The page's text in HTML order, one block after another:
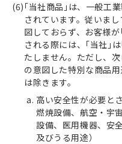
｢当社商品｣は、一般工
されています。従いま
図しておらず、お客様
される際には、｢当社｣
たしません。ただし、
の意図した特別な商品
は除きます。
高い安全性が必要と
燃焼設備、航空・宇
設備、医用機器、安
及びうる用途）